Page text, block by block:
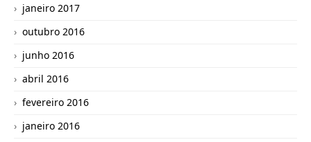
janeiro 2017
outubro 2016
junho 2016
abril 2016
fevereiro 2016
janeiro 2016